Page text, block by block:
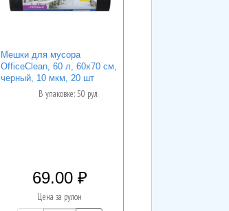
Мешки для мусора
OfficeClean, 60 л, 60х70 см,
черный, 10 мкм, 20 шт
В упаковке: 50 рул.
69.00
Цена за рулон